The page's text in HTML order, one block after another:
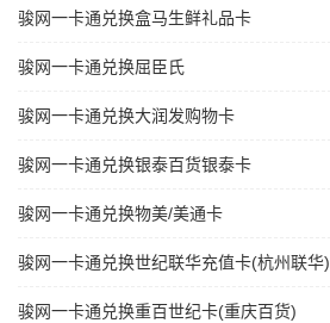
骏网一卡通兑换盒马生鲜礼品卡
骏网一卡通兑换屈臣氏
骏网一卡通兑换大润发购物卡
骏网一卡通兑换银泰百货银泰卡
骏网一卡通兑换物美/美通卡
骏网一卡通兑换世纪联华充值卡(杭州联华)
骏网一卡通兑换重百世纪卡(重庆百货)